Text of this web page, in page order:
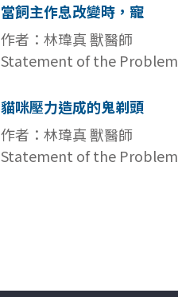
當飼主作息改變時，寵
作者：林瑋真 獸醫師
Statement of the Problem
貓咪壓力造成的鬼剃頭
作者：林瑋真 獸醫師
Statement of the Problem